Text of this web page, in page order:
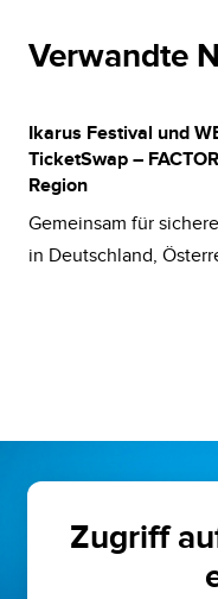
Verwandte
Ikarus Festival und
TicketSwap –
Region
Gemeinsam für
in Deutschland,
Zugriff